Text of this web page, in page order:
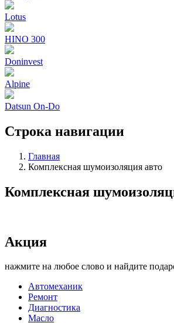
Lotus
HINO 300
Doninvest
Alpine
Datsun On-Do
Строка навигации
Главная
Комплексная шумоизоляция авто
Комплексная
Акция
нажмите на любое слово и найдите
Автомеханик
Ремонт
Диагностика
Масло